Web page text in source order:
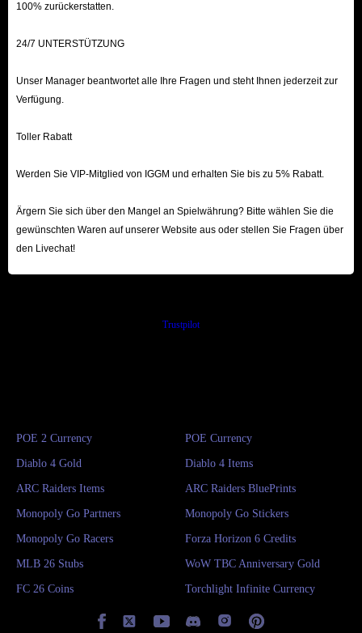
100% zurückerstatten.
24/7 UNTERSTÜTZUNG
Unser Manager beantwortet alle Ihre Fragen und steht Ihnen jederzeit zur
Verfügung.
Toller Rabatt
Werden Sie VIP-Mitglied von IGGM und erhalten Sie bis zu 5% Rabatt.
Ärgern Sie sich über den Mangel an Spielwährung? Bitte wählen Sie die
gewünschten Waren auf unserer Website aus oder stellen Sie Fragen über
den Livechat!
Trustpilot
POE 2 Currency POE Currency
Diablo 4 Gold Diablo 4 Items
ARC Raiders Items ARC Raiders BluePrints
Monopoly Go Partners Monopoly Go Stickers
Monopoly Go Racers Forza Horizon 6 Credits
MLB 26 Stubs WoW TBC Anniversary Gold
FC 26 Coins Torchlight Infinite Currency